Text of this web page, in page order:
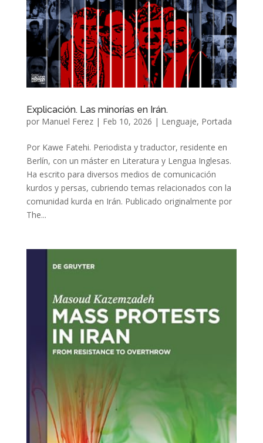
Explicación. Las minorías en Irán.
por Manuel Ferez| Feb 10, 2026 | Lenguaje, Portada
Por Kawe Fatehi. Periodista y traductor, residente en
Berlín, con un máster en Literatura y Lengua Inglesas.
Ha escrito para diversos medios de comunicación
kurdos y persas, cubriendo temas relacionados con la
comunidad kurda en Irán. Publicado originalmente por
The...